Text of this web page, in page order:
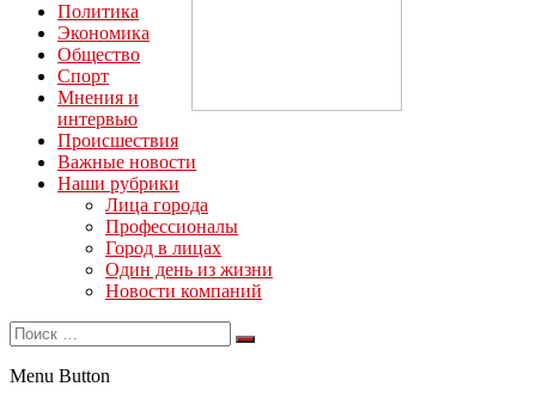
Политика
Экономика
Общество
Спорт
Мнения и
интервью
Происшествия
Важные новости
Наши рубрики
Лица города
Профессионалы
Город в лицах
Один день из жизни
Новости компаний
Menu Button